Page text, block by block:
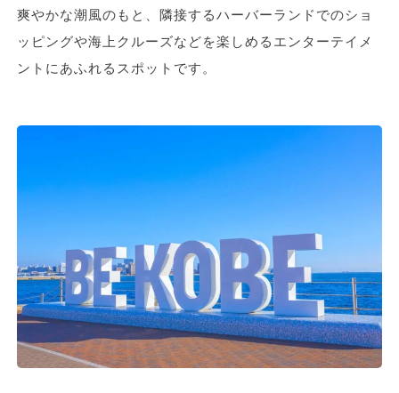
爽やかな潮風のもと、隣接するハーバーランドでのショ
ッピングや海上クルーズなどを楽しめるエンターテイメ
ントにあふれるスポットです。